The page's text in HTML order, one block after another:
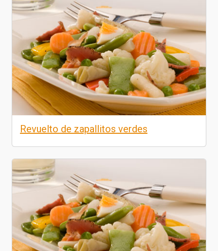
Revuelto de zapallitos verdes